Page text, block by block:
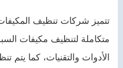
تتميز شركات تنظيف
متكاملة لتنظيف مكيفات
الأدوات والتقنيات، كما يتم